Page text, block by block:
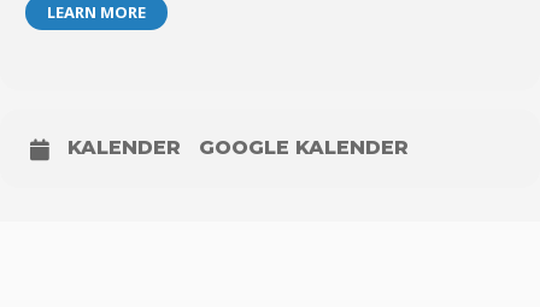
LEARN MORE
KALENDER GOOGLE KALENDER